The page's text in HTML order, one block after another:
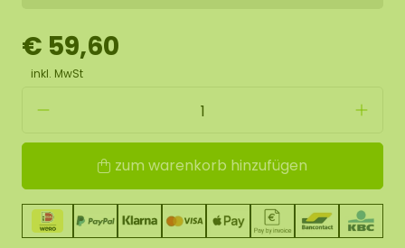
€ 59,60
inkl. MwSt
zum warenkorb hinzufügen